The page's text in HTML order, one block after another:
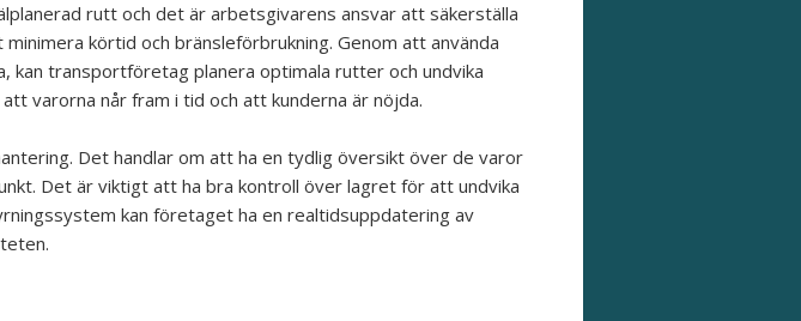
rutt och det är arbetsgivarens ansvar att säkerställa
körtid och bränsleförbrukning. Genom att använda
kan transportföretag planera optimala rutter och undvika
varorna når fram i tid och att kunderna är nöjda.
Det handlar om att ha en tydlig översikt över de varor
Det är viktigt att ha bra kontroll över lagret för att undvika
kan företaget ha en realtidsuppdatering av